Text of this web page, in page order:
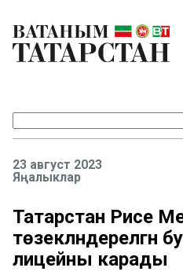
23 август 2023
Яңалыклар
Татарстан Рәисе
төзекләндерелгән
лицейны карады